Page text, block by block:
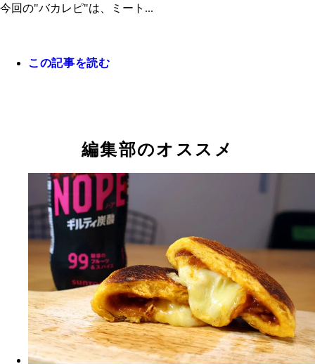
今回の"バカレピ"は、ミート...
この記事を読む
編集部のオススメ